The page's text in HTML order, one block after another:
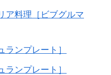
ア料理［ビブグルマ
ランプレート］
ランプレート］